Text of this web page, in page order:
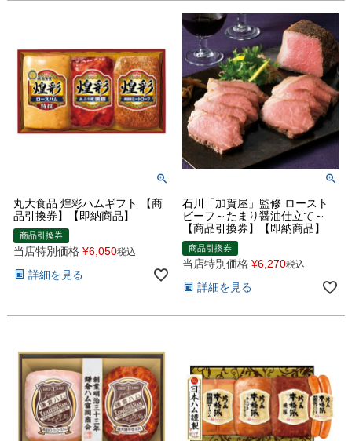
丸大食品 煌彩ハムギフト 【商
品引換券】【即納商品】
商品引換券
当店特別価格 ¥6,050税込
詳細を見る
石川「加賀屋」監修 ロースト
ビーフ～たまり醤油仕立て～
【商品引換券】【即納商品】
商品引換券
当店特別価格 ¥6,270税込
詳細を見る